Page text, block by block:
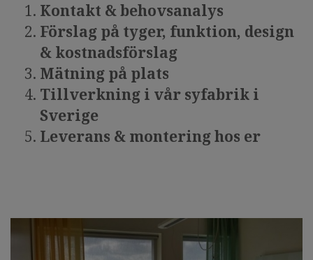
Kontakt & behovsanalys
Förslag på tyger, funktion, design
& kostnadsförslag
Mätning på plats
Tillverkning i vår syfabrik i
Sverige
Leverans & montering hos er